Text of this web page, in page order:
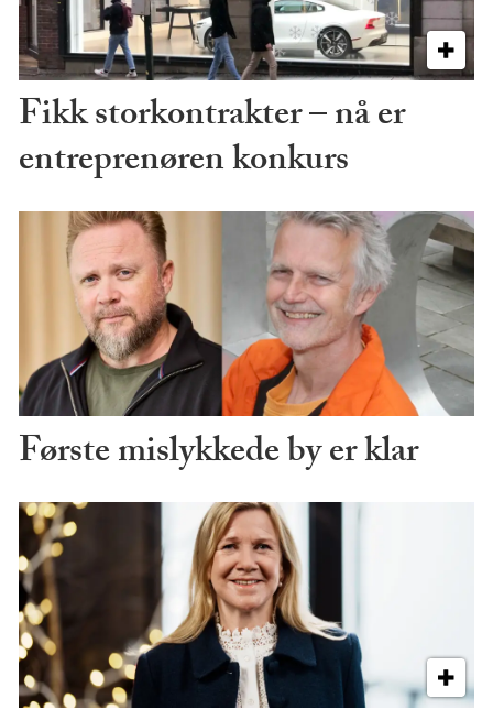
Fikk storkontrakter – nå er
entreprenøren konkurs
Første mislykkede by er klar